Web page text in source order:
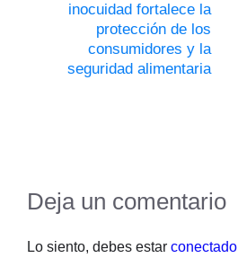
inocuidad fortalece la
protección de los
consumidores y la
seguridad alimentaria
Deja un comentario
Lo siento, debes estar conectado